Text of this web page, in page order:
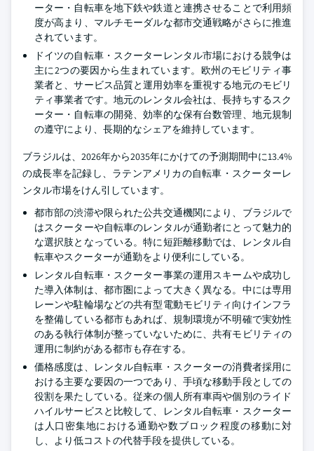
ーター・自転車を地下鉄や鉄道と連携させることで利用頻
度が高まり、マルチモーダルな都市交通戦略がさらに推進
されています。
ドイツの自転車・スクーターレンタル市場における競争は
主に2つの要因から生まれています。欧州のモビリティ事
業者と、サービス品質と運用効率を重視する地元のモビリ
ティ事業者です。地元のレンタル会社は、長持ちするスク
ーター・自転車の開発、効率的な保有台数管理、地元規制
の遵守により、長期的なシェアを維持しています。
ブラジルは、2026年から2035年にかけての予測期間中に13.4%
の成長率を記録し、ラテンアメリカの自転車・スクーターレ
ンタル市場をけん引しています。
都市部の渋滞や限られた公共交通機関により、ブラジルで
はスクーターや自転車のレンタルが通勤者にとって魅力的
な選択肢となっている。特に短距離移動では、レンタル自
転車やスクーターが通勤をより便利にしている。
レンタル自転車・スクーター事業の運用スキームや成功し
た導入体制は、都市圏によって大きく異なる。中には専用
レーンや駐輪場などの共有型電動モビリティ向けインフラ
を整備している都市もあれば、規制環境が不明確で実効性
のある執行体制が整っていないために、共有モビリティの
運用に制約がある都市も存在する。
価格感度は、レンタル自転車・スクーターの消費者採用に
おける主要な要因の一つであり、手頃な移動手段としての
役割を果たしている。従来の個人所有車両や個別のライド
ハイルサービスと比較して、レンタル自転車・スクーター
は人口密集地における通勤や数ブロック程度の移動に対
し、より低コストの代替手段を提供している。